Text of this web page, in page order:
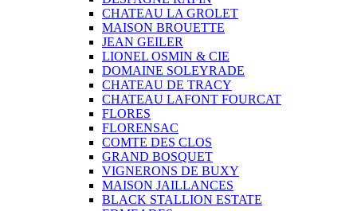
CHATEAU LA GROLET
MAISON BROUETTE
JEAN GEILER
LIONEL OSMIN & CIE
DOMAINE SOLEYRADE
CHATEAU DE TRACY
CHATEAU LAFONT FOURCAT
FLORES
FLORENSAC
COMTE DES CLOS
GRAND BOSQUET
VIGNERONS DE BUXY
MAISON JAILLANCES
BLACK STALLION ESTATE